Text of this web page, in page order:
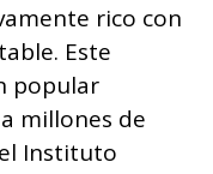
rico con
Este
popular
millones de
Instituto